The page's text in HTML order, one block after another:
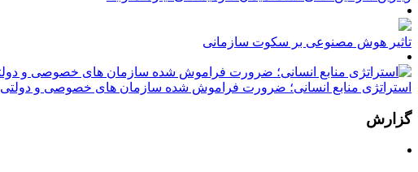
تاثیر هوش مصنوعی بر سکوت سازمانی
استراتژی منابع انسانی؛ ضرورت فراموش شده سازمان های خصوصی و دولتی
گزارش